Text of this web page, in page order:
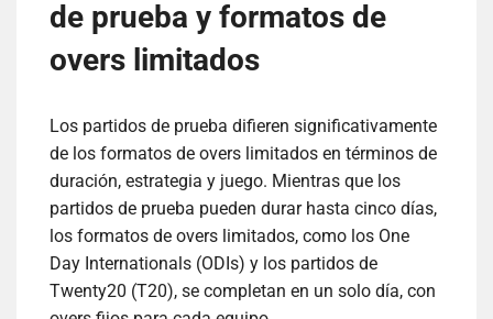
de prueba y formatos de
overs limitados
Los partidos de prueba difieren significativamente
de los formatos de overs limitados en términos de
duración, estrategia y juego. Mientras que los
partidos de prueba pueden durar hasta cinco días,
los formatos de overs limitados, como los One
Day Internationals (ODIs) y los partidos de
Twenty20 (T20), se completan en un solo día, con